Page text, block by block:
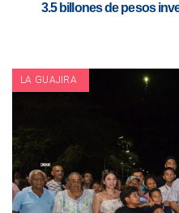
3.5 billones de pesos
LA GUAJIRA